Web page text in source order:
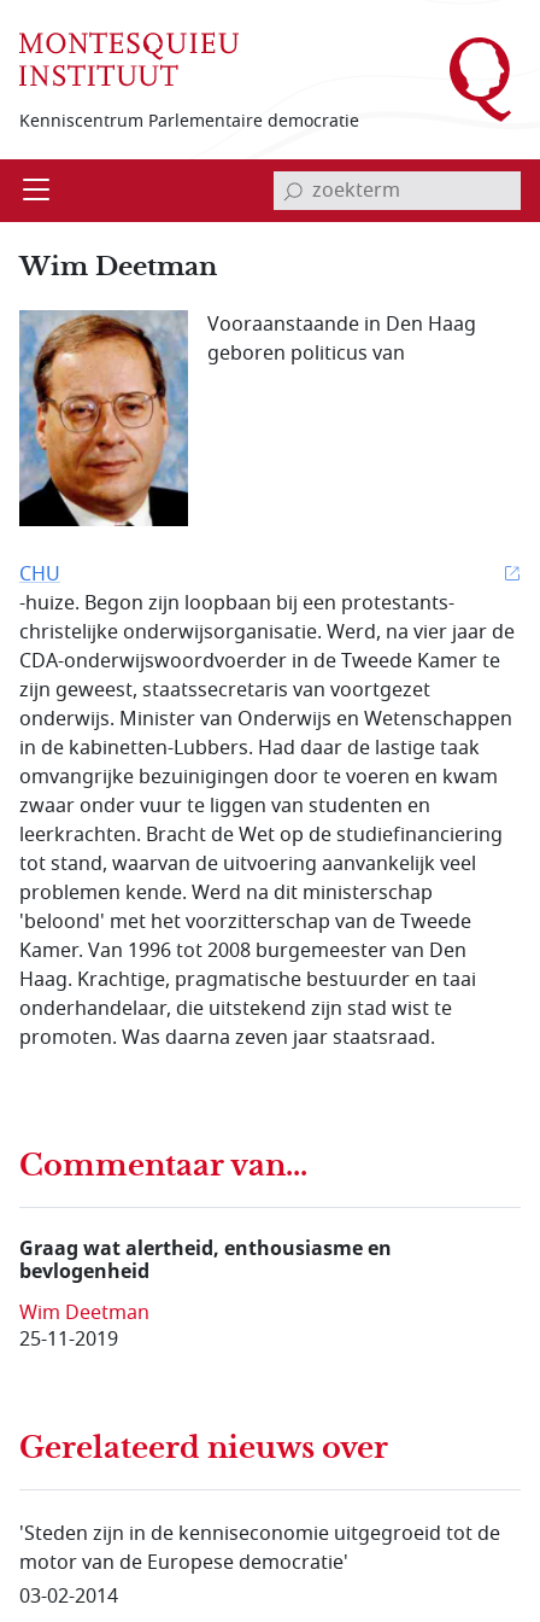
Kenniscentrum Parlementaire democratie
Open invoerveld zoekterm
Wim Deetman
Vooraanstaande in Den Haag
geboren politicus van
CHU
-huize. Begon zijn loopbaan bij een protestants-
christelijke onderwijsorganisatie. Werd, na vier jaar de
CDA-onderwijswoordvoerder in de Tweede Kamer te
zijn geweest, staatssecretaris van voortgezet
onderwijs. Minister van Onderwijs en Wetenschappen
in de kabinetten-Lubbers. Had daar de lastige taak
omvangrijke bezuinigingen door te voeren en kwam
zwaar onder vuur te liggen van studenten en
leerkrachten. Bracht de Wet op de studiefinanciering
tot stand, waarvan de uitvoering aanvankelijk veel
problemen kende. Werd na dit ministerschap
'beloond' met het voorzitterschap van de Tweede
Kamer. Van 1996 tot 2008 burgemeester van Den
Haag. Krachtige, pragmatische bestuurder en taai
onderhandelaar, die uitstekend zijn stad wist te
promoten. Was daarna zeven jaar staatsraad.
Commentaar van...
Graag wat alertheid, enthousiasme en
bevlogenheid
Wim Deetman
25-11-2019
Gerelateerd nieuws over
'Steden zijn in de kenniseconomie uitgegroeid tot de
motor van de Europese democratie'
03-02-2014